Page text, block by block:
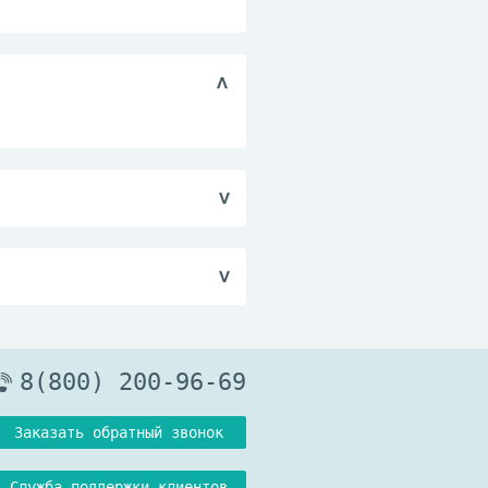
покрытия. Далее
8(800) 200-96-69
Заказать обратный звонок